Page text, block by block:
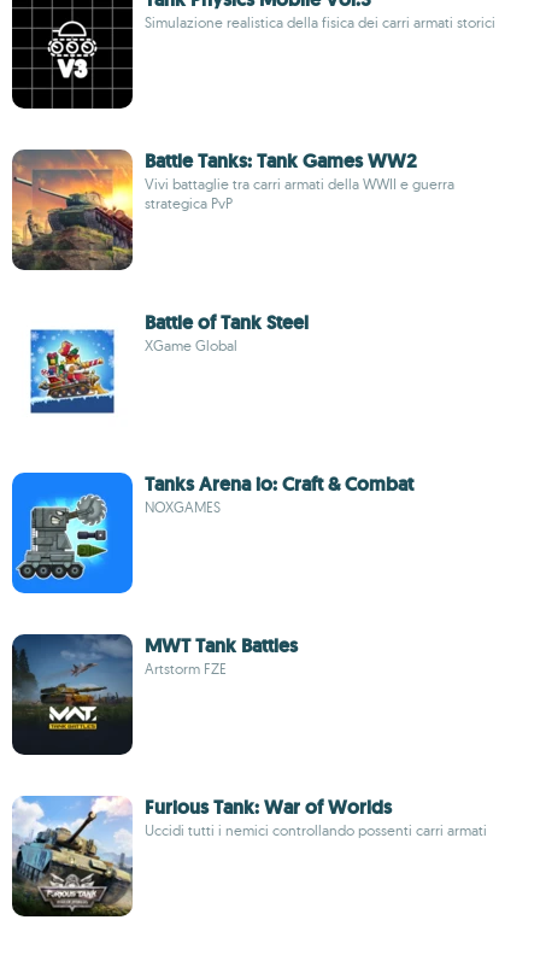
Simulazione realistica della fisica dei carri armati storici
Battle Tanks: Tank Games WW2
Vivi battaglie tra carri armati della WWII e guerra
strategica PvP
Battle of Tank Steel
XGame Global
Tanks Arena io: Craft & Combat
NOXGAMES
MWT Tank Battles
Artstorm FZE
Furious Tank: War of Worlds
Uccidi tutti i nemici controllando possenti carri armati